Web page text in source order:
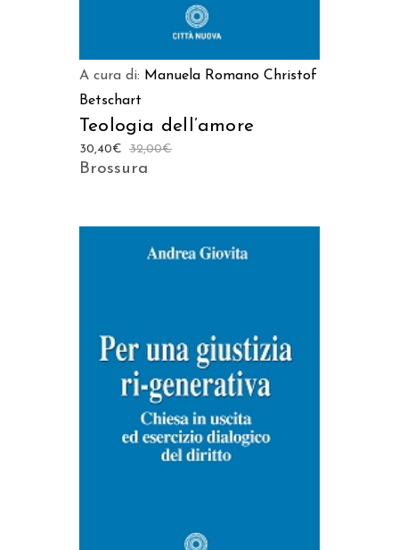
A cura di: Manuela Romano Christof
Betschart
Teologia dell’amore
32,00€
30,40€
Brossura
AGGIUNGI AL CARRELLO